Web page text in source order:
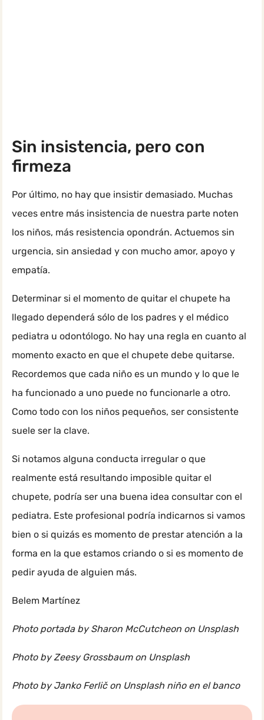
Sin insistencia, pero con
firmeza
Por último, no hay que insistir demasiado. Muchas
veces entre más insistencia de nuestra parte noten
los niños, más resistencia opondrán. Actuemos sin
urgencia, sin ansiedad y con mucho amor, apoyo y
empatía.
Determinar si el momento de quitar el chupete ha
llegado dependerá sólo de los padres y el médico
pediatra u odontólogo. No hay una regla en cuanto al
momento exacto en que el chupete debe quitarse.
Recordemos que cada niño es un mundo y lo que le
ha funcionado a uno puede no funcionarle a otro.
Como todo con los niños pequeños, ser consistente
suele ser la clave.
Si notamos alguna conducta irregular o que
realmente está resultando imposible quitar el
chupete, podría ser una buena idea consultar con el
pediatra. Este profesional podría indicarnos si vamos
bien o si quizás es momento de prestar atención a la
forma en la que estamos criando o si es momento de
pedir ayuda de alguien más.
Belem Martínez
Photo portada by Sharon McCutcheon on Unsplash
Photo by Zeesy Grossbaum on Unsplash
Photo by Janko Ferlič on Unsplash niño en el banco